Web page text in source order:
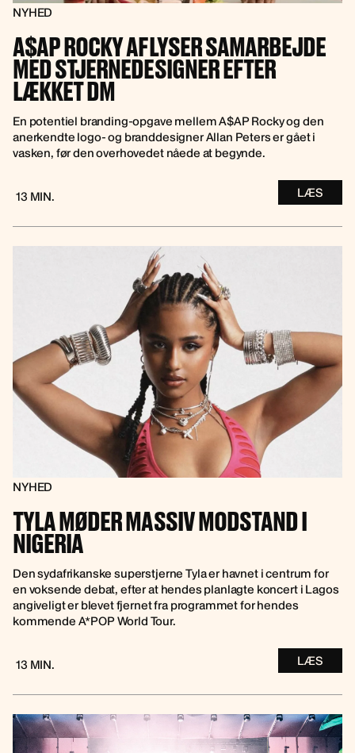
NYHED
A$AP ROCKY AFLYSER SAMARBEJDE
MED STJERNEDESIGNER EFTER
LÆKKET DM
En potentiel branding-opgave mellem A$AP Rocky og den
anerkendte logo- og branddesigner Allan Peters er gået i
vasken, før den overhovedet nåede at begynde.
13 MIN. LÆS
NYHED
TYLA MØDER MASSIV MODSTAND I
NIGERIA
Den sydafrikanske superstjerne Tyla er havnet i centrum for
en voksende debat, efter at hendes planlagte koncert i Lagos
angiveligt er blevet fjernet fra programmet for hendes
kommende A*POP World Tour.
13 MIN. LÆS